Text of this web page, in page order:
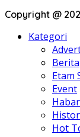
Copyright @
Kategori
Berita
Etam
Event
Hot